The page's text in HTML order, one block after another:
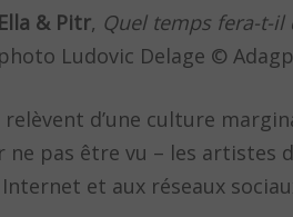
Ella & Pitr, Quel temps fera-t-il
photo Ludovic Delage ©
d’une culture
pas être vu – les artistes
et aux réseaux